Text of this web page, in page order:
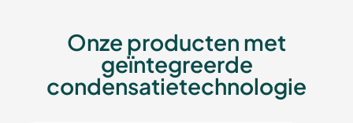
Onze producten met
geïntegreerde
condensatietechnologie